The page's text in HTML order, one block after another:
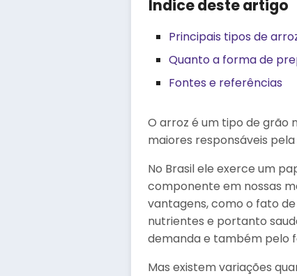
Índice deste artigo
Principais tipos de
Quanto a forma de
Fontes e referências
O arroz é um tipo de grão
maiores responsáveis
No Brasil ele exerce um
componente em nossas
vantagens, como o fato
nutrientes e portanto
demanda e também pelo
Mas existem variações